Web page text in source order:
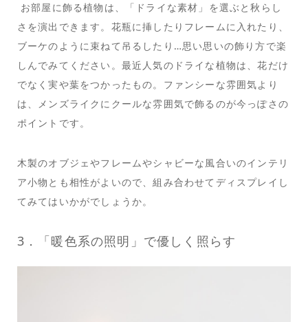
お部屋に飾る植物は、「ドライな素材」を選ぶと秋らし
さを演出できます。花瓶に挿したりフレームに入れたり、
ブーケのように束ねて吊るしたり…思い思いの飾り方で楽
しんでみてください。最近人気のドライな植物は、花だけ
でなく実や葉をつかったもの。ファンシーな雰囲気より
は、メンズライクにクールな雰囲気で飾るのが今っぽさの
ポイントです。
木製のオブジェやフレームやシャビーな風合いのインテリ
ア小物とも相性がよいので、組み合わせてディスプレイし
てみてはいかがでしょうか。
3．「暖色系の照明」で優しく照らす